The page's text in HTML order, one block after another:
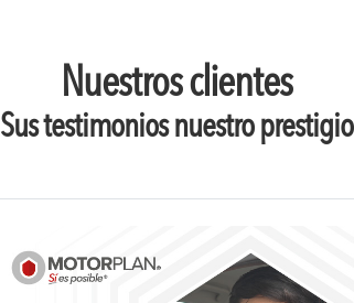
Nuestros clientes
Sus testimonios nuestro prestigio